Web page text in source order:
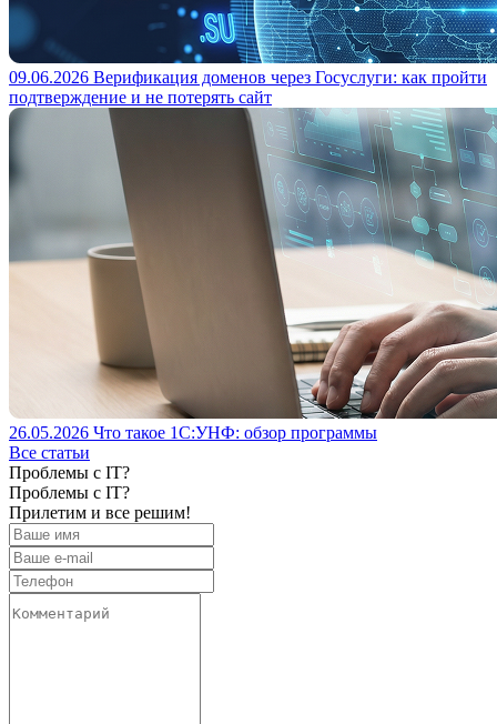
09.06.2026 Верификация доменов через Госуслуги: как пройти
подтверждение и не потерять сайт
26.05.2026 Что такое 1С:УНФ: обзор программы
Все статьи
Проблемы с IT?
Проблемы с IT?
Прилетим и все решим!